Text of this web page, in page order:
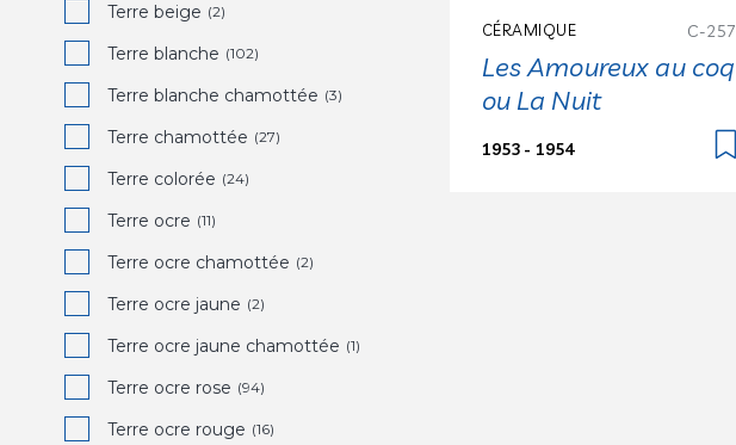
Terre beige (2)
Terre blanche (102)
Terre blanche chamottée (3)
Terre chamottée (27)
Terre colorée (24)
Terre ocre (11)
Terre ocre chamottée (2)
Terre ocre jaune (2)
Terre ocre jaune chamottée (1)
Terre ocre rose (94)
Terre ocre rouge (16)
CÉRAMIQUE C-257
Les Amoureux au coq
ou La Nuit
1953 - 1954